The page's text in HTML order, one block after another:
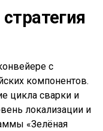
с
компонентов.
цикла сварки и
локализации и
«Зелёная